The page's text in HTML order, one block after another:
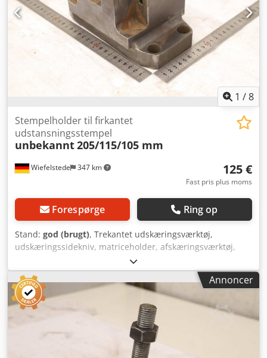
1 /8
Wiefelstede 347 km
Stempelholder til firkantet
udstansningsstempel
unbekannt205/115/105 mm
125 €
Fast pris plus moms
Forespørge Ring op
Stand: god (brugt), Trekantet udskæringsværktøj,
udskæringssidekniv, matriceholder, afskæringsværktøj,
stanseværktøj, stanse, stanse-matrice,
hjørneudskæringstempel, stanse-stempel, firkantet
udskæringstempel, udskæringstempel, udskæringsværktøj
-Stanseværktøj: Stempelholder til firkantet
udskæringstempel til profilståls- og fladståls-sakse -
Afstand mellem huller: 177/60 mm / Ø15 mm -Mål: se
billeder -Dimensioner: 205/115/105 mm Codpfxjznt S Ts
Annoncer